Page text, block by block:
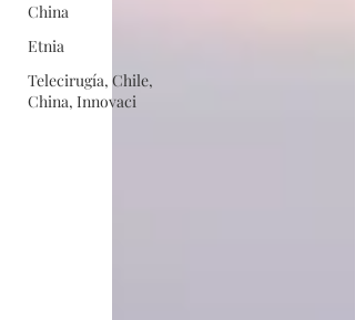
China
Etnia
Telecirugía, Chile,
China, Innovaci